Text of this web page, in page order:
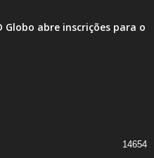
Globo abre inscrições para o
14654